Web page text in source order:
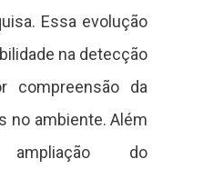
Essa evolução
na detecção
compreensão da
no ambiente. Além
do